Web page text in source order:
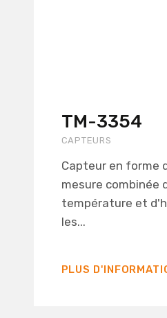
TM-3354
CAPTEURS
Capteur en forme
mesure combinée
température et
les...
PLUS